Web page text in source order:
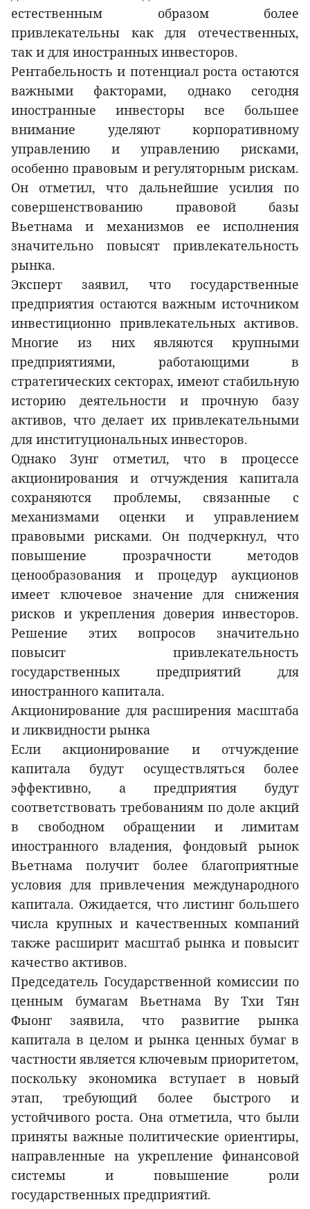
естественным образом более
привлекательны как для отечественных,
так и для иностранных инвесторов.
Рентабельность и потенциал роста остаются
важными факторами, однако сегодня
иностранные инвесторы все большее
внимание уделяют корпоративному
управлению и управлению рисками,
особенно правовым и регуляторным рискам.
Он отметил, что дальнейшие усилия по
совершенствованию правовой базы
Вьетнама и механизмов ее исполнения
значительно повысят привлекательность
рынка.
Эксперт заявил, что государственные
предприятия остаются важным источником
инвестиционно привлекательных активов.
Многие из них являются крупными
предприятиями, работающими в
стратегических секторах, имеют стабильную
историю деятельности и прочную базу
активов, что делает их привлекательными
для институциональных инвесторов.
Однако Зунг отметил, что в процессе
акционирования и отчуждения капитала
сохраняются проблемы, связанные с
механизмами оценки и управлением
правовыми рисками. Он подчеркнул, что
повышение прозрачности методов
ценообразования и процедур аукционов
имеет ключевое значение для снижения
рисков и укрепления доверия инвесторов.
Решение этих вопросов значительно
повысит привлекательность
государственных предприятий для
иностранного капитала.
Акционирование для расширения масштаба
и ликвидности рынка
Если акционирование и отчуждение
капитала будут осуществляться более
эффективно, а предприятия будут
соответствовать требованиям по доле акций
в свободном обращении и лимитам
иностранного владения, фондовый рынок
Вьетнама получит более благоприятные
условия для привлечения международного
капитала. Ожидается, что листинг большего
числа крупных и качественных компаний
также расширит масштаб рынка и повысит
качество активов.
Председатель Государственной комиссии по
ценным бумагам Вьетнама Ву Тхи Тян
Фыонг заявила, что развитие рынка
капитала в целом и рынка ценных бумаг в
частности является ключевым приоритетом,
поскольку экономика вступает в новый
этап, требующий более быстрого и
устойчивого роста. Она отметила, что были
приняты важные политические ориентиры,
направленные на укрепление финансовой
системы и повышение роли
государственных предприятий.